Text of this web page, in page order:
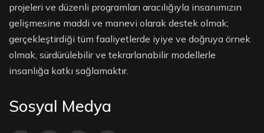
projeleri ve düzenli programları aracılığıyla insanımızın
gelişmesine maddi ve manevi olarak destek olmak;
gerçekleştirdiği tüm faaliyetlerde iyiye ve doğruya örnek
olmak, sürdürülebilir ve tekrarlanabilir modellerle
insanlığa katkı sağlamaktır.
Sosyal Medya